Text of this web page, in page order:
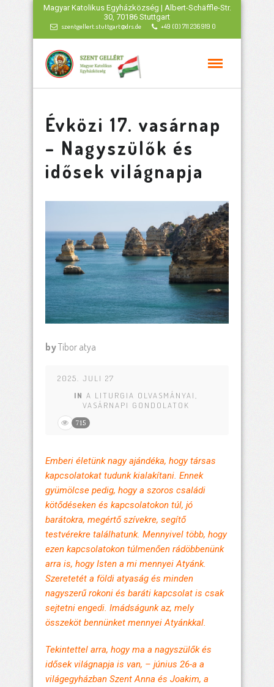
Magyar Katolikus Egyházközség | Albert-Schäffle-Str.
30, 70186 Stuttgart
szentgellert.stuttgart@drs.de +49 (0) 711 236 919 0
Évközi 17. vasárnap
– Nagyszülők és
idősek világnapja
byTibor atya
2025. JULI 27
IN A LITURGIA OLVASMÁNYAI
VASÁRNAPI GONDOLATOK
715
Emberi életünk nagy ajándéka, hogy társas
kapcsolatokat tudunk kialakítani. Ennek
gyümölcse pedig, hogy a szoros családi
kötődéseken és kapcsolatokon túl, jó
barátokra, megértő szívekre, segítő
testvérekre találhatunk. Mennyivel több, hogy
ezen kapcsolatokon túlmenően rádöbbenünk
arra is, hogy Isten a mi mennyei Atyánk.
Szeretetét a földi atyaság és minden
nagyszerű rokoni és baráti kapcsolat is csak
sejtetni engedi. Imádságunk az, mely
összeköt bennünket mennyei Atyánkkal.
Tekintettel arra, hogy ma a nagyszülők és
idősek világnapja is van, – június 26-a a
világegyházban Szent Anna és Joakim, a